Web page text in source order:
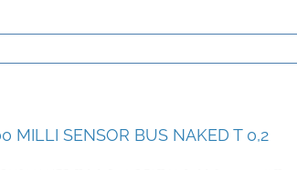
MILLI SENSOR BUS NAKED T 0,2